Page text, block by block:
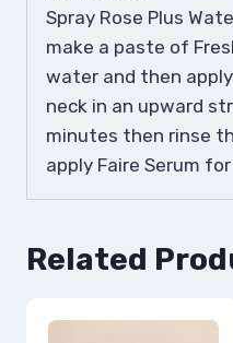
Spray Rose Plus
make a paste of
water and then
neck in an upward
minutes then rinse
apply Faire Serum
Related